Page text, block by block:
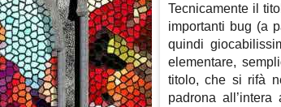
Tecnicamente il
importanti bug (a
quindi
elementare,
titolo, che si rifà
padrona